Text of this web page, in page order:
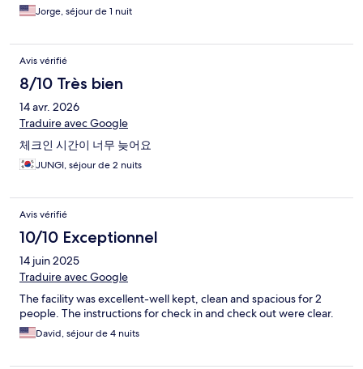
Jorge, séjour de 1 nuit
Avis vérifié
8/10 Très bien
14 avr. 2026
Traduire avec Google
체크인 시간이 너무 늦어요
JUNGI, séjour de 2 nuits
Avis vérifié
10/10 Exceptionnel
14 juin 2025
Traduire avec Google
The facility was excellent-well kept, clean and spacious for 2
people. The instructions for check in and check out were clear.
David, séjour de 4 nuits